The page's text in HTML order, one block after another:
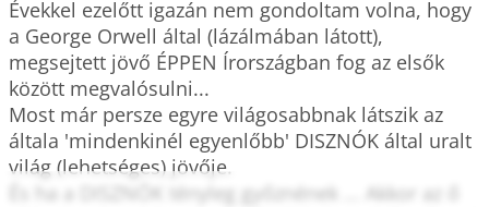
Évekkel ezelőtt igazán nem gondoltam volna, hogy
a George Orwell által (lázálmában látott),
megsejtett jövő ÉPPEN Írországban fog az elsők
között megvalósulni...
Most már persze egyre világosabbnak látszik az
általa 'mindenkinél egyenlőbb' DISZNÓK által uralt
világ (lehetséges) jövője.
És ha a DISZNÓK tényleg győznének ... Akkor az ő